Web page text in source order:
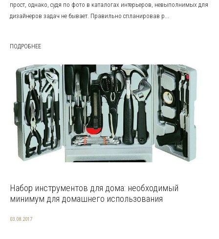
прост, однако, судя по фото в каталогах интерьеров, невыполнимых для
дизайнеров задач не бывает. Правильно спланировав р...
ПОДРОБНЕЕ
Набор инструментов для дома: необходимый
минимум для домашнего использования
03.08.2017